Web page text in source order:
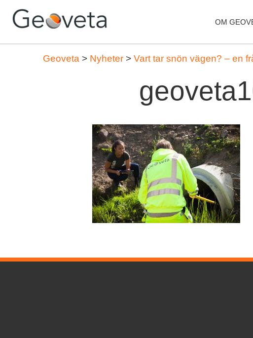
OM
Geoveta > Nyheter > Vart tar snön vägen? – en